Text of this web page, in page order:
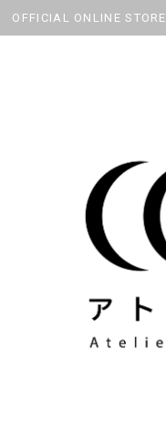
OFFICIAL ONLINE STORE